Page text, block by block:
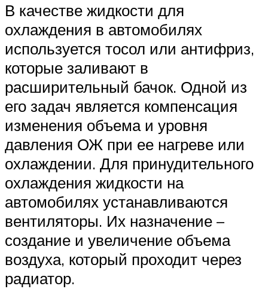
В качестве жидкости для
охлаждения в автомобилях
используется тосол или антифриз,
которые заливают в
расширительный бачок. Одной из
его задач является компенсация
изменения объема и уровня
давления ОЖ при ее нагреве или
охлаждении. Для принудительного
охлаждения жидкости на
автомобилях устанавливаются
вентиляторы. Их назначение –
создание и увеличение объема
воздуха, который проходит через
радиатор.